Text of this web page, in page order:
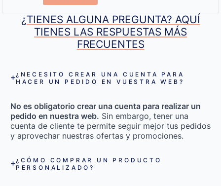
¿TIENES ALGUNA PREGUNTA? AQUÍ
TIENES LAS RESPUESTAS MÁS
FRECUENTES
¿NECESITO CREAR UNA CUENTA PARA
HACER UN PEDIDO EN VUESTRA WEB?
No es obligatorio crear una cuenta para realizar un
pedido en nuestra web. Sin embargo, tener una
cuenta de cliente te permite seguir mejor tus pedidos
y aprovechar nuestras ofertas y promociones.
¿CÓMO COMPRAR UN PRODUCTO
PERSONALIZADO?